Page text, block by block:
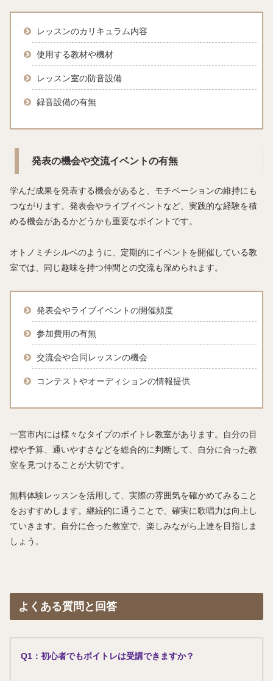
レッスンのカリキュラム内容
使用する教材や機材
レッスン室の防音設備
録音設備の有無
発表の機会や交流イベントの有無
学んだ成果を発表する機会があると、モチベーションの維持にも
つながります。発表会やライブイベントなど、実践的な経験を積
める機会があるかどうかも重要なポイントです。
オトノミチシルベのように、定期的にイベントを開催している教
室では、同じ趣味を持つ仲間との交流も深められます。
発表会やライブイベントの開催頻度
参加費用の有無
交流会や合同レッスンの機会
コンテストやオーディションの情報提供
一宮市内には様々なタイプのボイトレ教室があります。自分の目
標や予算、通いやすさなどを総合的に判断して、自分に合った教
室を見つけることが大切です。
無料体験レッスンを活用して、実際の雰囲気を確かめてみること
をおすすめします。継続的に通うことで、確実に歌唱力は向上し
ていきます。自分に合った教室で、楽しみながら上達を目指しま
しょう。
よくある質問と回答
Q1：初心者でもボイトレは受講できますか？